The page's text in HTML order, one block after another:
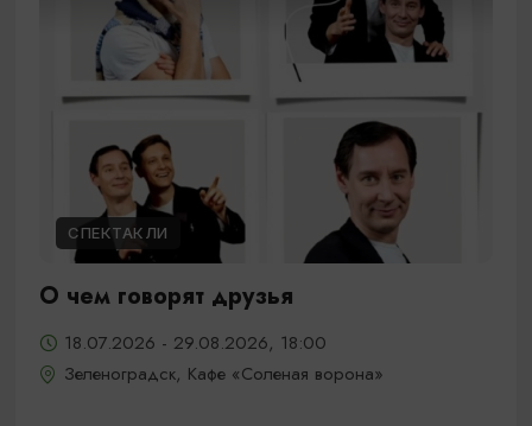
СПЕКТАКЛИ
О чем говорят друзья
18.07.2026 - 29.08.2026, 18:00
Зеленоградск, Кафе «Соленая ворона»